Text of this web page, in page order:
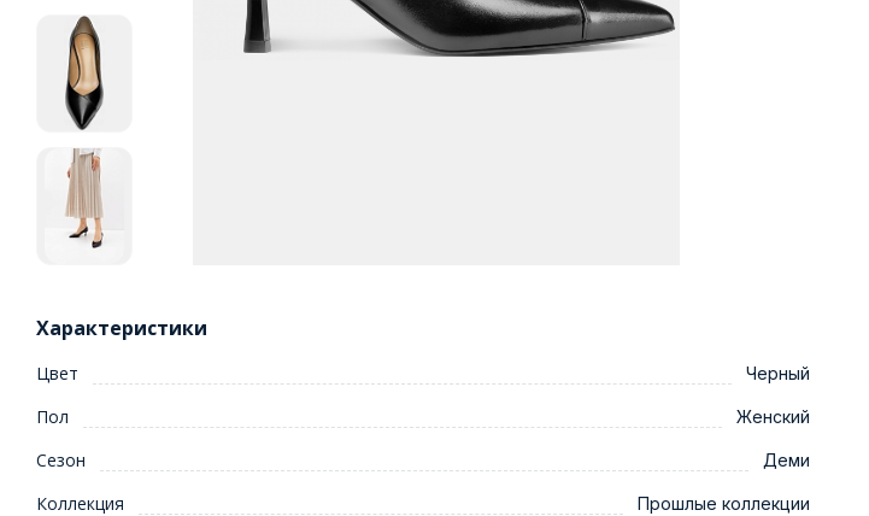
Характеристики
Цвет Черный
Пол Женский
Сезон Деми
Коллекция Прошлые коллекции